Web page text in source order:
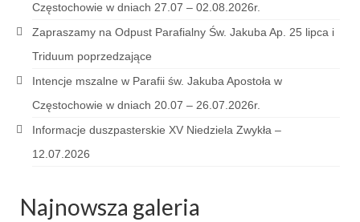
Bal Wszystkich Świętych 2018
Triduum Św. St. Kostka 2018
Wyklętych” 2018
Wprowadzenie nowego Proboszcza
Częstochowie w dniach 27.07 – 02.08.2026r.
Zapraszamy na Odpust Parafialny Św. Jakuba Ap. 25 lipca i
Triduum poprzedzające
Intencje mszalne w Parafii św. Jakuba Apostoła w
Częstochowie w dniach 20.07 – 26.07.2026r.
Informacje duszpasterskie XV Niedziela Zwykła –
12.07.2026
Najnowsza galeria